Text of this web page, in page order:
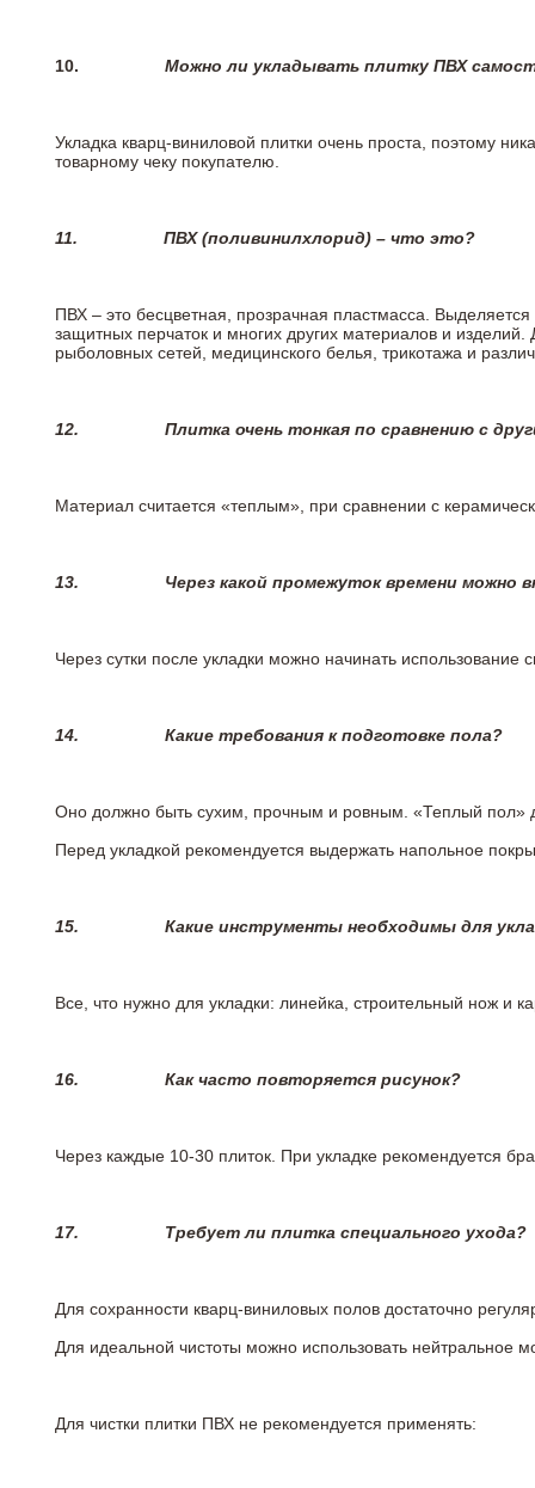
10. Можно ли укладывать плитку ПВХ
Укладка кварц-виниловой плитки очень проста, поэтому
товарному чеку покупателю.
11. ПВХ (поливинилхлорид) – что это?
ПВХ – это бесцветная, прозрачная пластмасса.
защитных перчаток и многих других материалов и
рыболовных сетей, медицинского белья, трикотажа и
12. Плитка очень тонкая по сравнению с
Материал считается «теплым», при сравнении с
13. Через какой промежуток времени можно
Через сутки после укладки можно начинать
14. Какие требования к подготовке пола?
Оно должно быть сухим, прочным и ровным. «Теплый пол»
Перед укладкой рекомендуется выдержать напольное
15. Какие инструменты необходимы для
Все, что нужно для укладки: линейка, строительный нож и
16. Как часто повторяется рисунок?
Через каждые 10-30 плиток. При укладке рекомендуется
17. Требует ли плитка специального ухода?
Для сохранности кварц-виниловых полов достаточно
Для идеальной чистоты можно использовать
Для чистки плитки ПВХ не рекомендуется применять: